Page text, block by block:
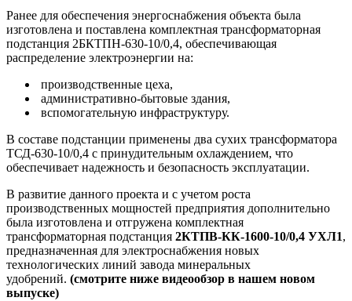
Ранее для обеспечения энергоснабжения объекта была
изготовлена и поставлена комплектная трансформаторная
подстанция 2БКТПН-630-10/0,4, обеспечивающая
распределение электроэнергии на:
производственные цеха,
административно-бытовые здания,
вспомогательную инфраструктуру.
В составе подстанции применены два сухих трансформатора
ТСД-630-10/0,4 с принудительным охлаждением, что
обеспечивает надежность и безопасность эксплуатации.
В развитие данного проекта и с учетом роста
производственных мощностей предприятия дополнительно
была изготовлена и отгружена комплектная
трансформаторная подстанция 2КТПВ-КК-1600-10/0,4 УХЛ1,
предназначенная для электроснабжения новых
технологических линий завода минеральных
удобрений. (смотрите ниже видеообзор в нашем новом
выпуске)